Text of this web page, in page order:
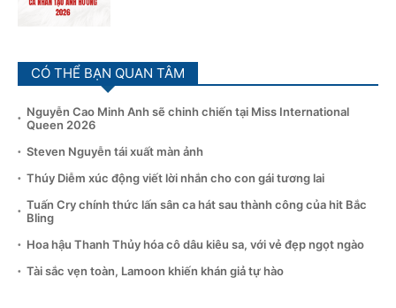
CÓ THỂ BẠN QUAN TÂM
Nguyễn Cao Minh Anh sẽ chinh chiến tại Miss International
Queen 2026
Steven Nguyễn tái xuất màn ảnh
Thúy Diễm xúc động viết lời nhắn cho con gái tương lai
Tuấn Cry chính thức lấn sân ca hát sau thành công của hit Bắc
Bling
Hoa hậu Thanh Thủy hóa cô dâu kiêu sa, với vẻ đẹp ngọt ngào
Tài sắc vẹn toàn, Lamoon khiến khán giả tự hào